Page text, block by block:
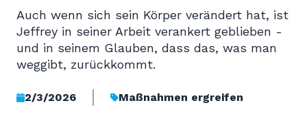
Auch wenn sich sein Körper verändert hat, ist
Jeffrey in seiner Arbeit verankert geblieben -
und in seinem Glauben, dass das, was man
weggibt, zurückkommt.
2/3/2026 Maßnahmen ergreifen